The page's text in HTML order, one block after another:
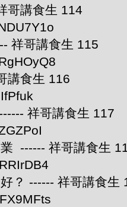
哥講食生 114
祥哥講食生 115
講食生 116
祥哥講食生 117
------ 祥哥講食生
？ ------ 祥哥講食生